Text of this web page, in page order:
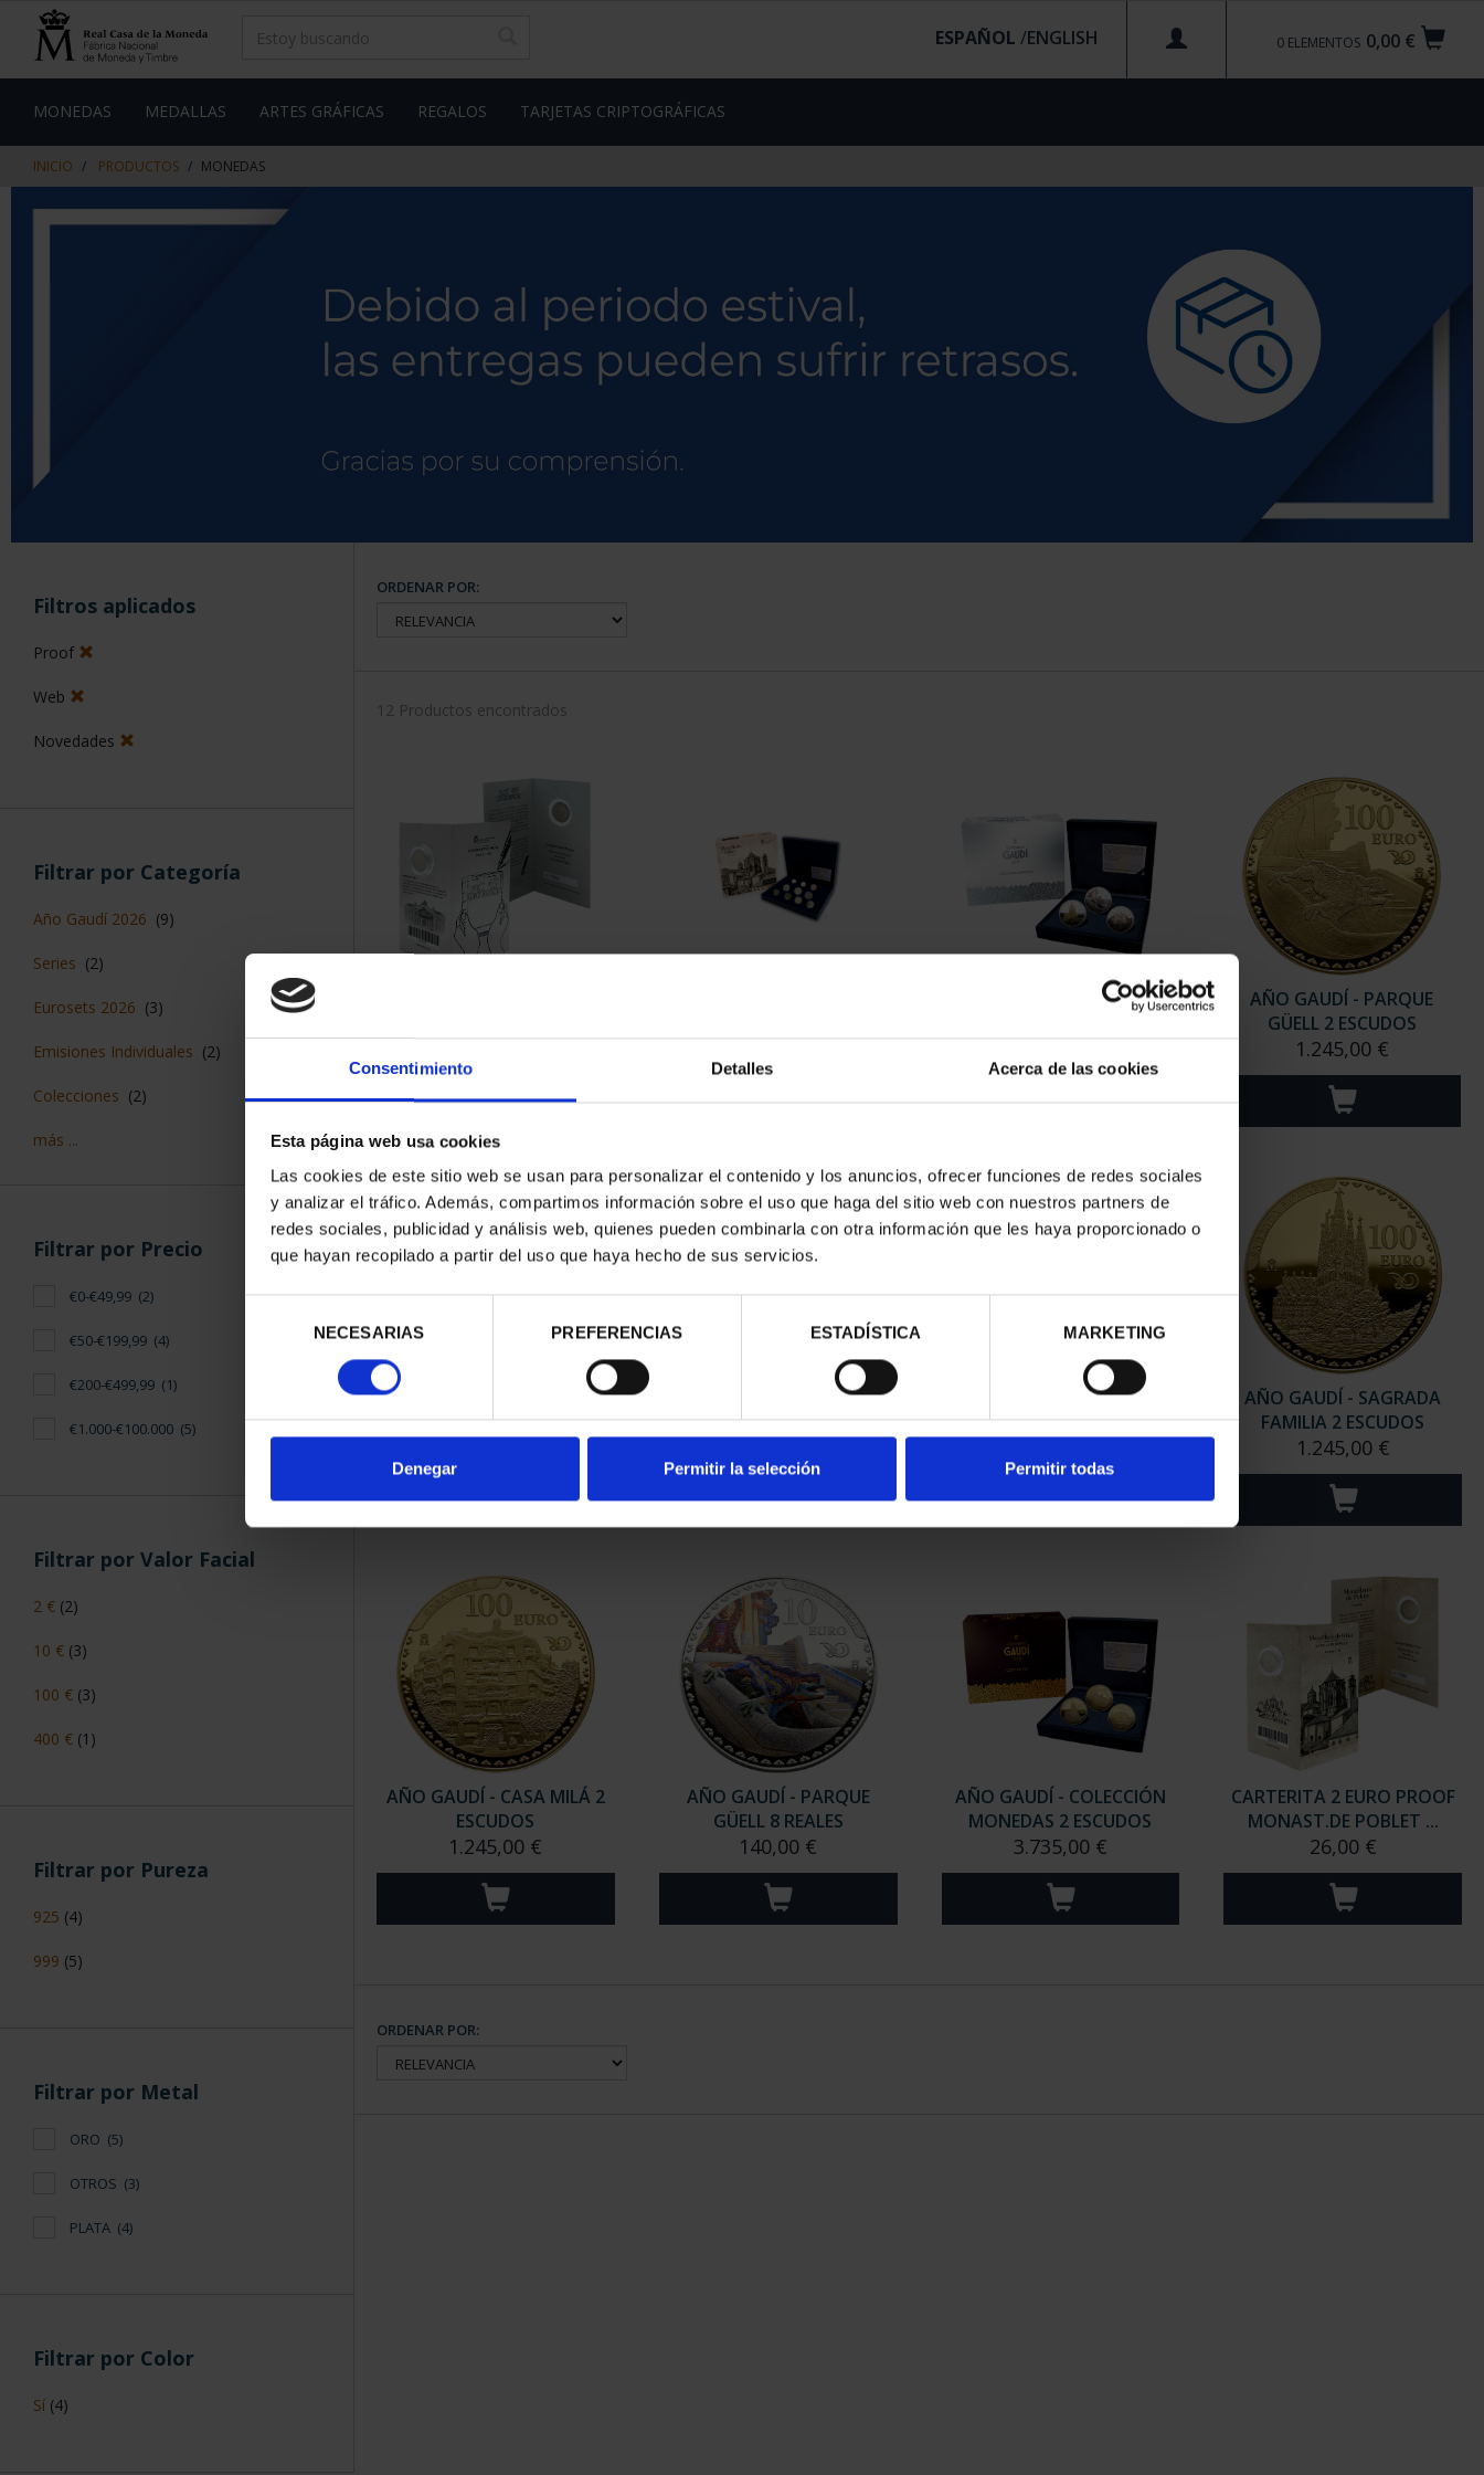
Consentimiento Detalles Acerca de las cookies
Esta página web usa cookies
Las cookies de este sitio web se usan para personalizar el contenido y los anuncios, ofrecer funciones de redes sociales
y analizar el tráfico. Además, compartimos información sobre el uso que haga del sitio web con nuestros partners de
redes sociales, publicidad y análisis web, quienes pueden combinarla con otra información que les haya proporcionado o
que hayan recopilado a partir del uso que haya hecho de sus servicios.
consentimiento
NECESARIAS PREFERENCIAS ESTADÍSTICA MARKETING
Denegar Permitir la selección Permitir todas
contenido
de
0,00 €
0 ELEMENTOS
ESPAÑOL /
MONEDAS MEDALLAS ARTES GRÁFICAS REGALOS TARJETAS CRIPTOGRÁFICAS
INICIO PRODUCTOS MONEDAS
Filtros aplicados
Proof
Web
Novedades
Filtrar por Categoría
Año Gaudí 2026 (9)
Series (2)
Eurosets 2026 (3)
Emisiones Individuales (2)
Colecciones (2)
más ...
Filtrar por Precio
€0-€49,99 (2)
€50-€199,99 (4)
€200-€499,99 (1)
€1.000-€100.000 (5)
Filtrar por Valor Facial
2 € (2)
10 € (3)
100 € (3)
400 € (1)
Filtrar por Pureza
925 (4)
999 (5)
Filtrar por Metal
ORO (5)
OTROS (3)
PLATA (4)
Filtrar por Color
Sí (4)
ORDENAR POR:
12 Productos encontrados
AÑO GAUDÍ - COLECCIÓN
AÑO GAUDÍ - PARQUE
GÜELL 2 ESCUDOS
1.245,00 €
AÑO GAUDÍ - CASA MILÁ 8
REALES
AÑO GAUDÍ - SAGRADA
FAMILIA 8 ESCUDOS
AÑO GAUDÍ - SAGRADA
FAMILIA 8 REALES
AÑO GAUDÍ - SAGRADA
FAMILIA 2 ESCUDOS
1.245,00 €
AÑO GAUDÍ - CASA MILÁ 2
ESCUDOS
1.245,00 €
AÑO GAUDÍ - PARQUE
GÜELL 8 REALES
140,00 €
AÑO GAUDÍ - COLECCIÓN
MONEDAS 2 ESCUDOS
3.735,00 €
CARTERITA 2 EURO PROOF
MONAST.DE POBLET ...
26,00 €
ORDENAR POR: